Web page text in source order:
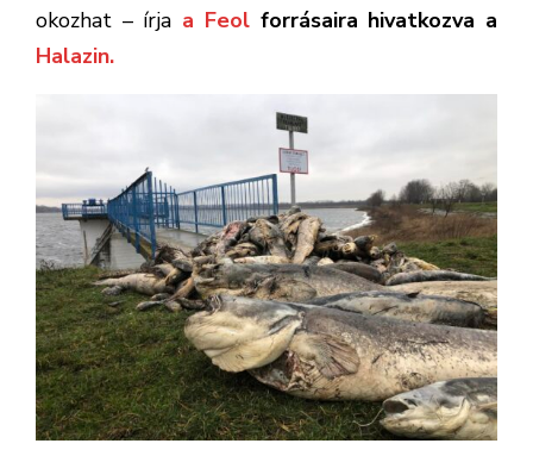
okozhat – írja a Feol forrásaira hivatkozva a
Halazin.